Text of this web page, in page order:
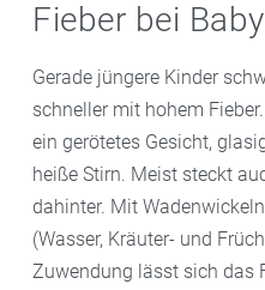
Fieber bei
Gerade jüngere Kinder
schneller mit hohem
ein gerötetes Gesicht,
heiße Stirn. Meist steckt
dahinter. Mit
(Wasser, Kräuter- und
Zuwendung lässt sich das